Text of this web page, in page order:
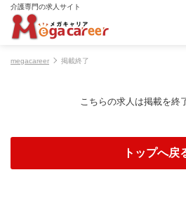
介護専門の求人サイト
megacareer 掲載終了
こちらの求人は掲載を終
トップへ戻